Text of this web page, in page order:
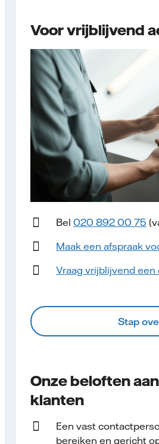
Voor vrijblijvend
Bel 020 892 00 75
Maak een afspraak
Vraag vrijblijvend een
Stap
Onze beloften
klanten
Een vast
bereiken en gericht